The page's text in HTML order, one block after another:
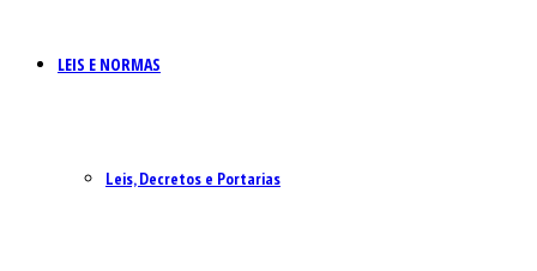
LEIS E NORMAS
Leis, Decretos e Portarias